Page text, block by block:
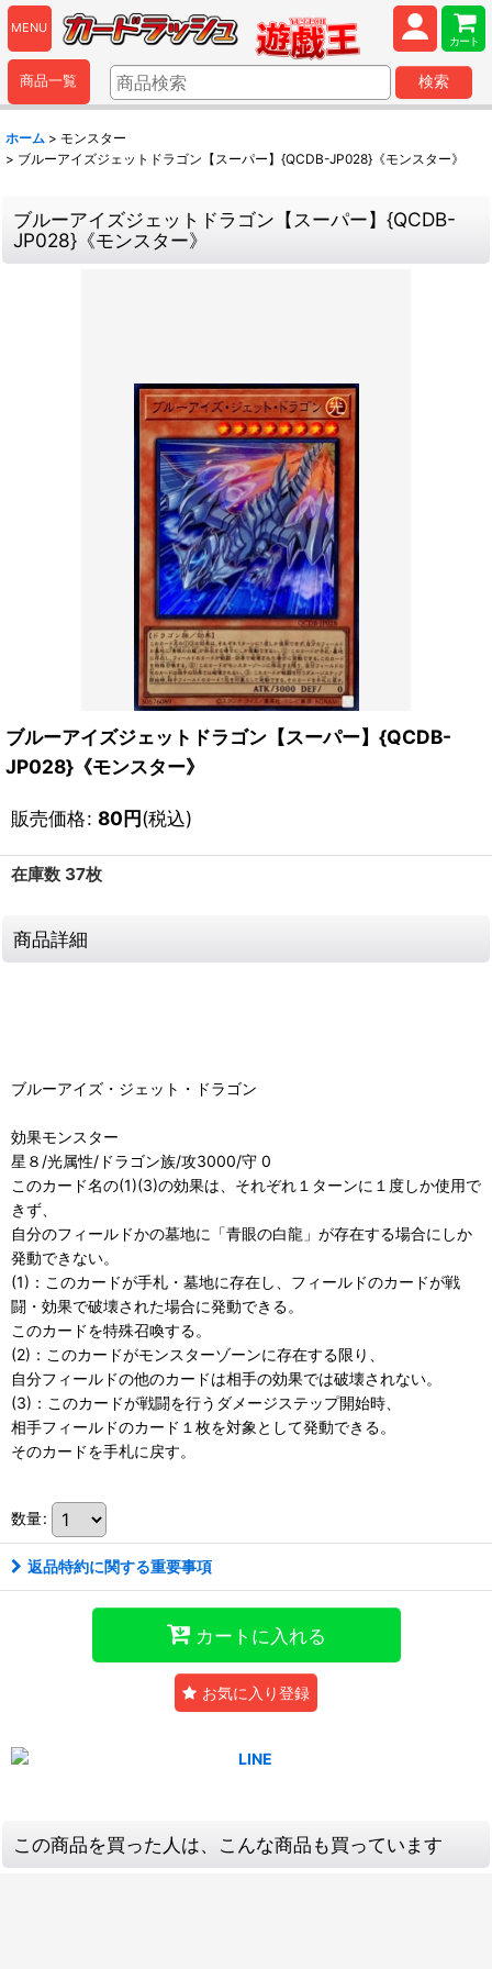
MENU
カート
商品一覧 検索
ホーム > モンスター
> ブルーアイズジェットドラゴン【スーパー】{QCDB-JP028}《モンスター》
ブルーアイズジェットドラゴン【スーパー】{QCDB-
JP028}《モンスター》
ブルーアイズジェットドラゴン【スーパー】{QCDB-
JP028}《モンスター》
販売価格: 80円(税込)
在庫数 37枚
商品詳細
ブルーアイズ・ジェット・ドラゴン
効果モンスター
星８/光属性/ドラゴン族/攻3000/守 0
このカード名の(1)(3)の効果は、それぞれ１ターンに１度しか使用で
きず、
自分のフィールドかの墓地に「青眼の白龍」が存在する場合にしか
発動できない。
(1)：このカードが手札・墓地に存在し、フィールドのカードが戦
闘・効果で破壊された場合に発動できる。
このカードを特殊召喚する。
(2)：このカードがモンスターゾーンに存在する限り、
自分フィールドの他のカードは相手の効果では破壊されない。
(3)：このカードが戦闘を行うダメージステップ開始時、
相手フィールドのカード１枚を対象として発動できる。
そのカードを手札に戻す。
数量:
返品特約に関する重要事項
カートに入れる
お気に入り登録
この商品を買った人は、こんな商品も買っています